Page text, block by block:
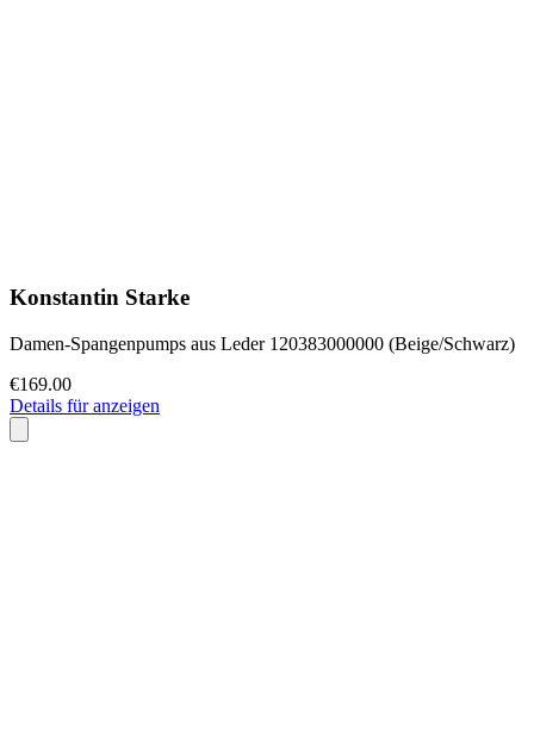
Konstantin Starke
Damen-Spangenpumps aus Leder 120383000000 (Beige/Schwarz)
€169.00
Details für anzeigen